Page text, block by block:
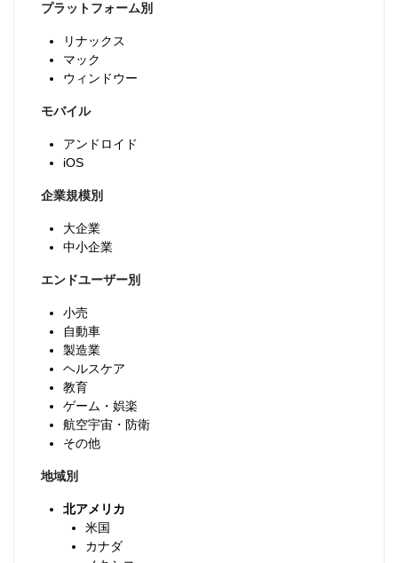
プラットフォーム別
リナックス
マック
ウィンドウー
モバイル
アンドロイド
iOS
企業規模別
大企業
中小企業
エンドユーザー別
小売
自動車
製造業
ヘルスケア
教育
ゲーム・娯楽
航空宇宙・防衛
その他
地域別
北アメリカ
米国
カナダ